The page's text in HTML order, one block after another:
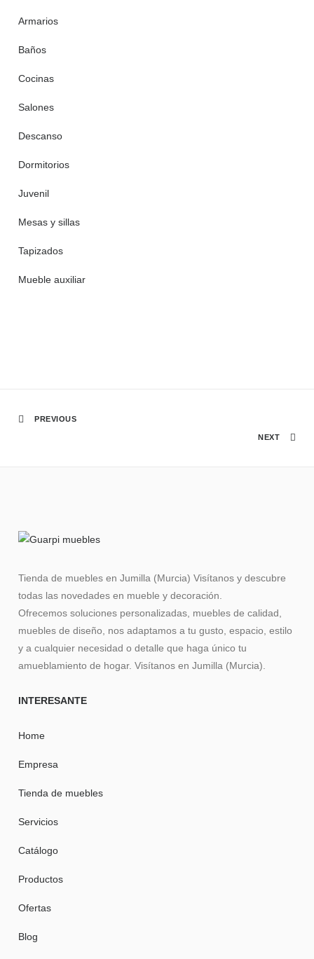
Armarios
Baños
Cocinas
Salones
Descanso
Dormitorios
Juvenil
Mesas y sillas
Tapizados
Mueble auxiliar
PREVIOUS
NEXT
Tienda de muebles en Jumilla (Murcia) Visítanos y descubre
todas las novedades en mueble y decoración.
Ofrecemos soluciones personalizadas, muebles de calidad,
muebles de diseño, nos adaptamos a tu gusto, espacio, estilo
y a cualquier necesidad o detalle que haga único tu
amueblamiento de hogar. Visítanos en Jumilla (Murcia).
INTERESANTE
Home
Empresa
Tienda de muebles
Servicios
Catálogo
Productos
Ofertas
Blog